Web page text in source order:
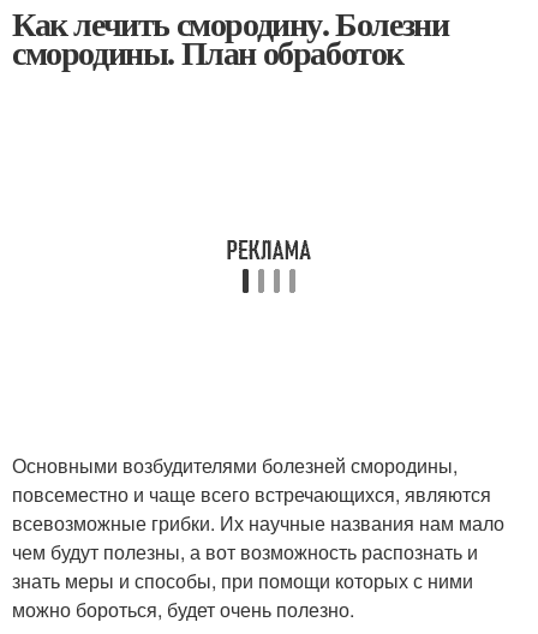
Как лечить смородину. Болезни
смородины. План обработок
Основными возбудителями болезней смородины,
повсеместно и чаще всего встречающихся, являются
всевозможные грибки. Их научные названия нам мало
чем будут полезны, а вот возможность распознать и
знать меры и способы, при помощи которых с ними
можно бороться, будет очень полезно.